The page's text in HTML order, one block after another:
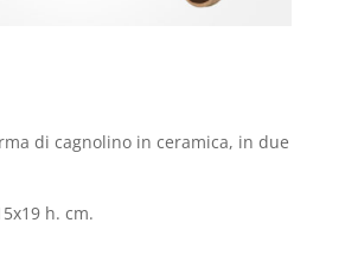
di cagnolino in ceramica, in due
h. cm.